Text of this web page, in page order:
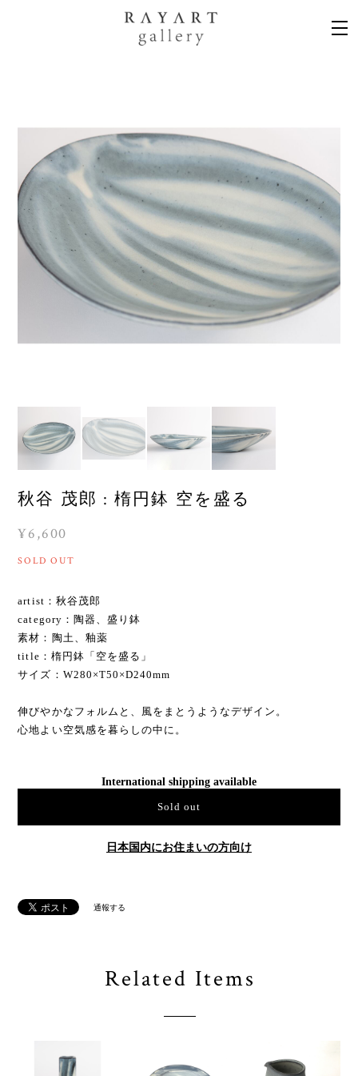
秋谷 茂郎 : 楕円鉢 空を盛る
¥6,600
SOLD OUT
artist：秋谷茂郎
category：陶器、盛り鉢
素材：陶土、釉薬
title：楕円鉢「空を盛る」
サイズ：W280×T50×D240mm
伸びやかなフォルムと、風をまとうようなデザイン。
心地よい空気感を暮らしの中に。
International shipping available
Sold out
日本国内にお住まいの方向け
通報する
Related Items